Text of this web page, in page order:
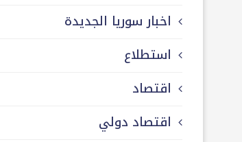
اخبار سوريا الجديدة
استطلاع
اقتصاد
اقتصاد دولي